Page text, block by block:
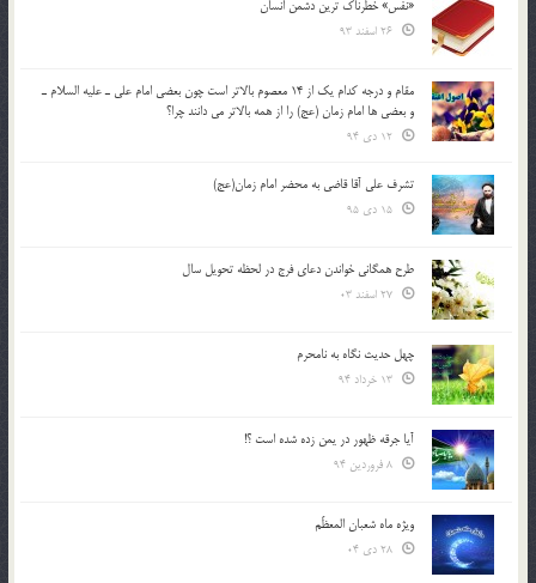
«نفس» خطرناک ترین دشمن انسان
مقام و درجه كدام يك از 14 معصوم بالاتر است چون بعضي امام علي ـ عليه السلام ـ
و بعضي ها امام زمان (عج) را از همه بالاتر مي دانند چرا؟
تشرف علي آقا قاضي به محضر امام زمان(عج)
طرح همگانی خواندن دعای فرج در لحظه تحویل سال
چهل حدیث نگاه به نامحرم
آیا جرقه ظهور در یمن زده شده است ؟!
ویژه ماه شعبان المعظّم